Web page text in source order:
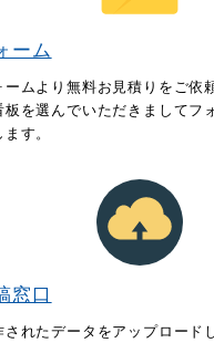
ーム
ームより無料お見積りをご依
を選んでいただきましてフ
す。
窓口
されたデータをアップロード